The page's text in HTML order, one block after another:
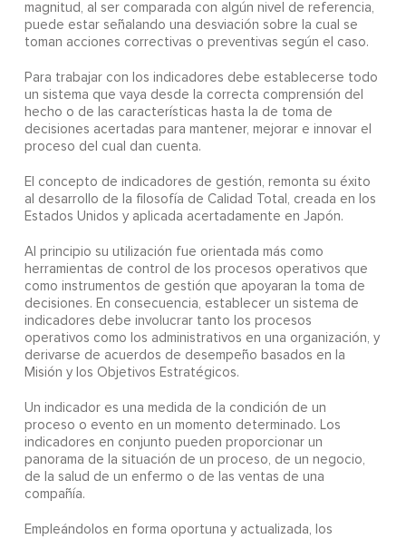
magnitud, al ser comparada con algún nivel de referencia,
puede estar señalando una desviación sobre la cual se
toman acciones correctivas o preventivas según el caso.
Para trabajar con los indicadores debe establecerse todo
un sistema que vaya desde la correcta comprensión del
hecho o de las características hasta la de toma de
decisiones acertadas para mantener, mejorar e innovar el
proceso del cual dan cuenta.
El concepto de indicadores de gestión, remonta su éxito
al desarrollo de la filosofía de Calidad Total, creada en los
Estados Unidos y aplicada acertadamente en Japón.
Al principio su utilización fue orientada más como
herramientas de control de los procesos operativos que
como instrumentos de gestión que apoyaran la toma de
decisiones. En consecuencia, establecer un sistema de
indicadores debe involucrar tanto los procesos
operativos como los administrativos en una organización, y
derivarse de acuerdos de desempeño basados en la
Misión y los Objetivos Estratégicos.
Un indicador es una medida de la condición de un
proceso o evento en un momento determinado. Los
indicadores en conjunto pueden proporcionar un
panorama de la situación de un proceso, de un negocio,
de la salud de un enfermo o de las ventas de una
compañía.
Empleándolos en forma oportuna y actualizada, los